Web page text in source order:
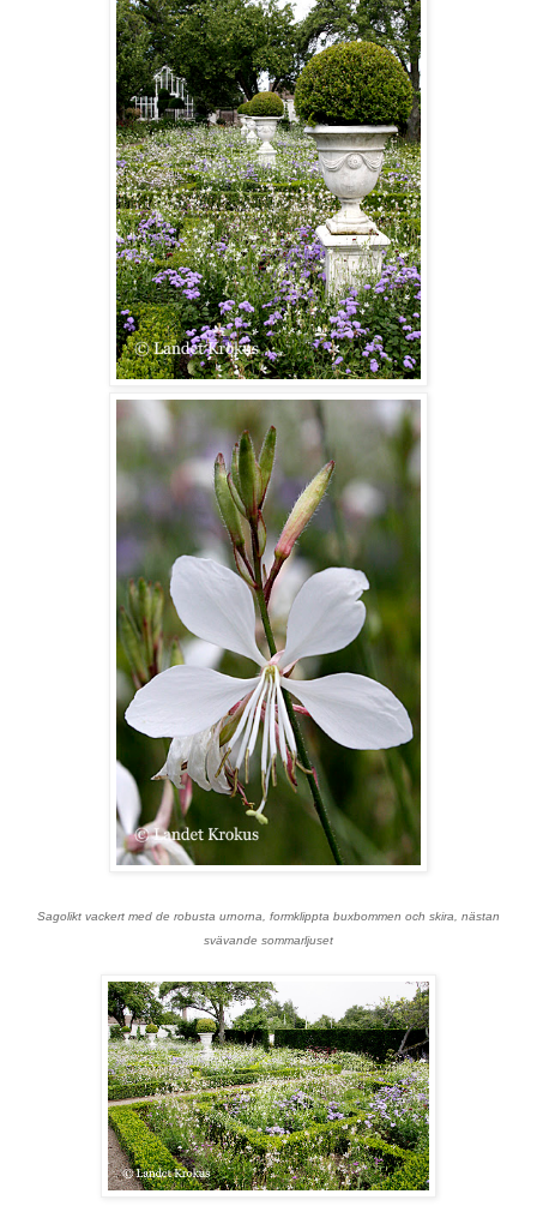
Sagolikt vackert med de robusta urnorna, formklippta buxbommen och skira, nästan
svävande sommarljuset